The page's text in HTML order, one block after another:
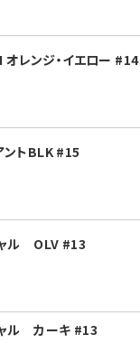
レンジ・イエロー #14
トBLK #15
ル OLV #13
ル カーキ #13